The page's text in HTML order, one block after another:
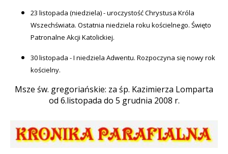
23 listopada (niedziela) - uroczystość Chrystusa Króla
Wszechświata. Ostatnia niedziela roku kościelnego. Święto
Patronalne Akcji Katolickiej.
30 listopada - I niedziela Adwentu. Rozpoczyna się nowy rok
kościelny.
Msze św. gregoriańskie: za śp. Kazimierza Lomparta
od 6.listopada do 5 grudnia 2008 r.